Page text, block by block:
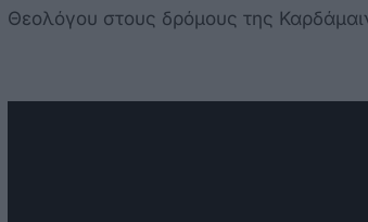
Θεολόγου στους δρόμους της